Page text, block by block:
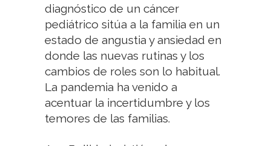
diagnóstico de un cáncer
pediátrico sitúa a la familia en un
estado de angustia y ansiedad en
donde las nuevas rutinas y los
cambios de roles son lo habitual.
La pandemia ha venido a
acentuar la incertidumbre y los
temores de las familias.